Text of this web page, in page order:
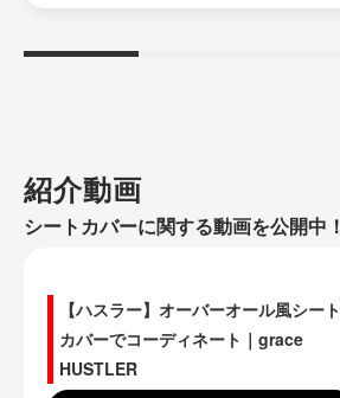
紹介動画
シートカバーに関する動画を公開中！
【ハスラー】オーバーオール風シート
カバーでコーディネート｜grace
HUSTLER